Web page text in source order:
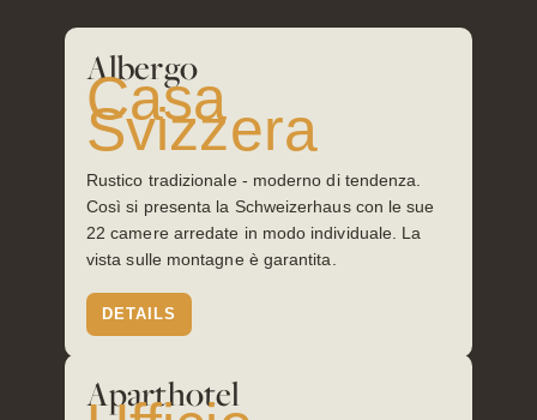
Buoni
regalo
Albergo
Casa
Svizzera
Rustico tradizionale - moderno di tendenza.
Così si presenta la Schweizerhaus con le sue
22 camere arredate in modo individuale. La
vista sulle montagne è garantita.
DETAILS
Aparthotel